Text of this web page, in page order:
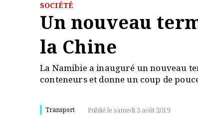
SOCIÉTÉ
Un nouveau
la Chine
La Namibie a inauguré un nouveau
conteneurs et donne un coup de
Transport Publié le samedi 3 août 2019